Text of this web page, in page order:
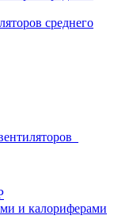
среднего
и калориферами